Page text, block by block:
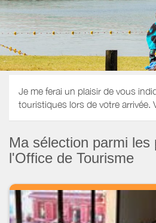
Je me ferai un plaisir de vous
touristiques lors de votre arrivée.
Ma sélection parmi les
l'Office de Tourisme